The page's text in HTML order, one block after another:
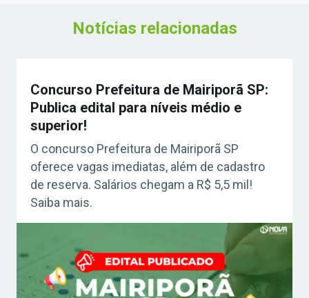
Notícias relacionadas
Concurso Prefeitura de Mairiporã SP:
Publica edital para níveis médio e
superior!
O concurso Prefeitura de Mairiporã SP
oferece vagas imediatas, além de cadastro
de reserva. Salários chegam a R$ 5,5 mil!
Saiba mais.